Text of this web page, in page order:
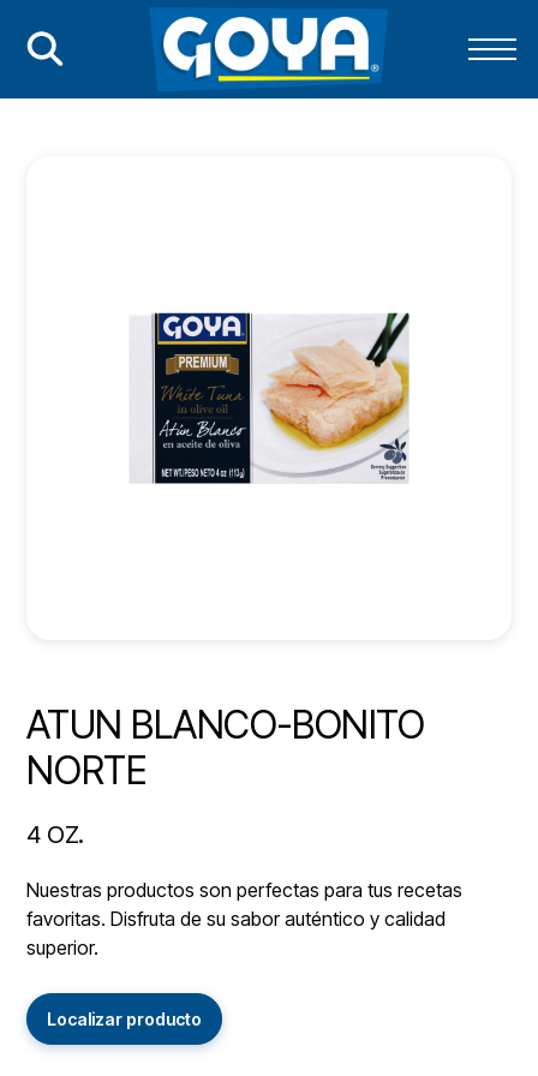
ATUN BLANCO-BONITO
NORTE
4 OZ.
Nuestras productos son perfectas para tus recetas
favoritas. Disfruta de su sabor auténtico y calidad
superior.
Localizar producto